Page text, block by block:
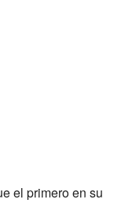
el primero en su